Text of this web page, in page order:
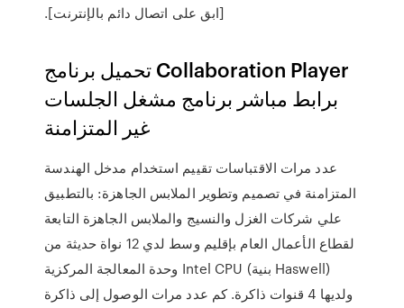
[ابق على اتصال دائم بالإنترنت].
تحميل برنامج Collaboration Player
برابط مباشر برنامج مشغل الجلسات
غير المتزامنة
عدد مرات الاقتباسات تقييم استخدام مدخل الهندسة
المتزامنة في تصميم وتطوير الملابس الجاهزة: بالتطبيق
علي شركات الغزل والنسيج والملابس الجاهزة التابعة
لقطاع الأعمال العام بإقليم وسط لدي 12 نواة حديثة من
وحدة المعالجة المركزية Intel CPU (بنية Haswell)
ولديها 4 قنوات ذاكرة. كم عدد مرات الوصول إلى ذاكرة